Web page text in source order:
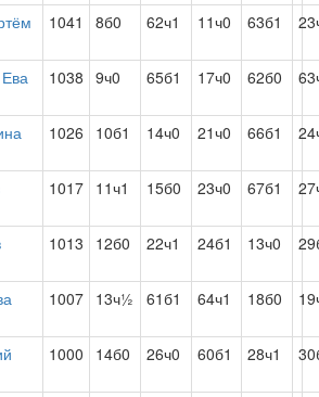
1041 8б0 62ч1 11ч0 63б1
1038 9ч0 65б1 17ч0 62б0
1026 10б1 14ч0 21ч0 66б1
1017 11ч1 15б0 23ч0 67б1
1013 12б0 22ч1 24б1 13ч0
1007 13ч½ 61б1 64ч1 18б0
1000 14б0 26ч0 60б1 28ч1